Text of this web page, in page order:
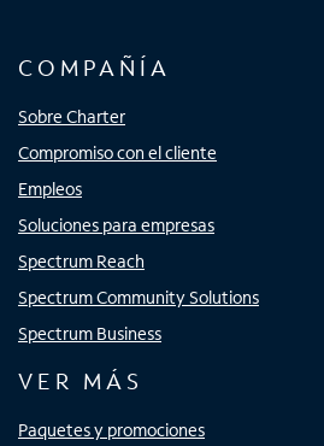
COMPAÑÍA
Sobre Charter
Compromiso con el cliente
Empleos
Soluciones para empresas
Spectrum Reach
Spectrum Community Solutions
Spectrum Business
VER MÁS
Paquetes y promociones